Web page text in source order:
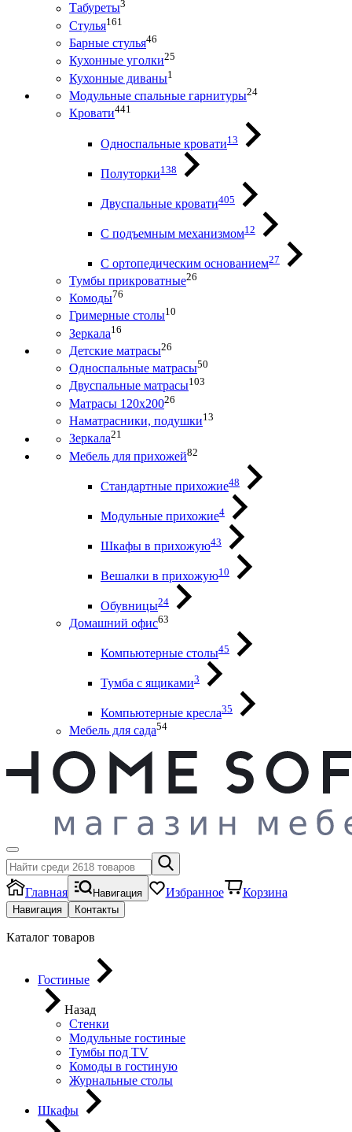
Табуреты3
Стулья161
Барные стулья46
Кухонные уголки25
Кухонные диваны1
Модульные спальные гарнитуры24
Кровати441
Односпальные кровати13
Полуторки138
Двуспальные кровати405
С подъемным механизмом12
С ортопедическим основанием27
Тумбы прикроватные26
Комоды76
Гримерные столы10
Зеркала16
Детские матрасы26
Односпальные матрасы50
Двуспальные матрасы103
Матрасы 120х20026
Наматрасники, подушки13
Зеркала21
Мебель для прихожей82
Стандартные прихожие48
Модульные прихожие4
Шкафы в прихожую43
Вешалки в прихожую10
Обувницы24
Домашний офис63
Компьютерные столы45
Тумба с ящиками3
Компьютерные кресла35
Мебель для сада54
Главная Навигация Избранное Корзина
Навигация Контакты
Каталог товаров
Гостиные
Назад
Стенки
Модульные гостиные
Тумбы под ТV
Комоды в гостиную
Журнальные столы
Шкафы